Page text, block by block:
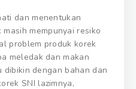
dan menentukan
mempunyai resiko
problem produk korek
meledak dan makan
dengan bahan dan
SNI lazimnya,